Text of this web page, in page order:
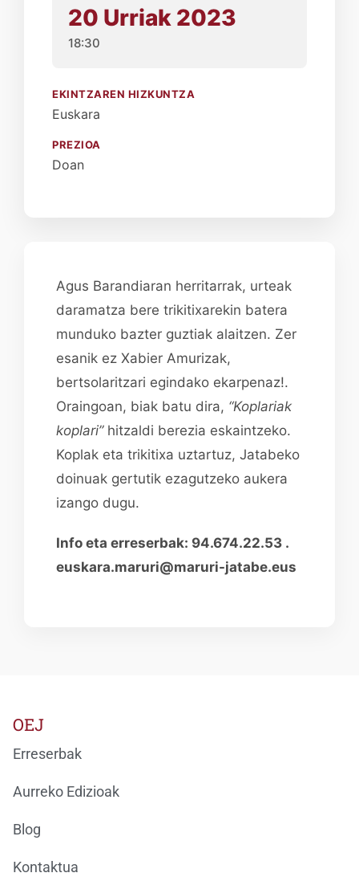
Agus Barandiaran herritarrak, urteak
daramatza bere trikitixarekin batera
munduko bazter guztiak alaitzen. Zer
esanik ez Xabier Amurizak,
bertsolaritzari egindako ekarpenaz!.
Oraingoan, biak batu dira, “Koplariak
koplari”hitzaldi berezia eskaintzeko.
Koplak eta trikitixa uztartuz, Jatabeko
doinuak gertutik ezagutzeko aukera
izango dugu.
Info eta erreserbak: 94.674.22.53 .
euskara.maruri@maruri-jatabe.eus
20 Urriak 2023
18:30
EKINTZAREN HIZKUNTZA
Euskara
PREZIOA
Doan
OEJ
Erreserbak
Aurreko Edizioak
Blog
Kontaktua